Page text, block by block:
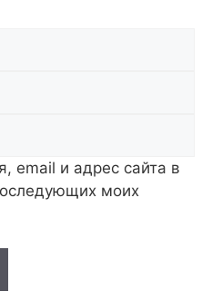
email и адрес сайта в
моих